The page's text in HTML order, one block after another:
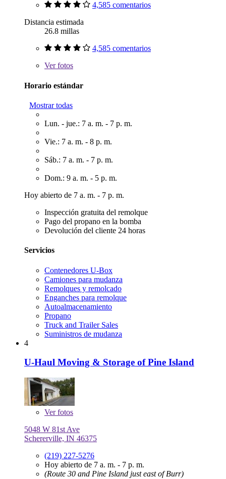
4,585 comentarios
Distancia estimada
26.8 millas
4,585 comentarios
Verfotos
Horario estándar
Mostrar todas
Lun. - jue.: 7 a. m. - 7 p. m.
Vie.: 7 a. m. - 8 p. m.
Sáb.: 7 a. m. - 7 p. m.
Dom.: 9 a. m. - 5 p. m.
Hoy abierto de 7 a. m. - 7 p. m.
Inspección gratuita del remolque
Pago del propano en la bomba
Devolución del cliente 24 horas
Servicios
Contenedores U-Box
Camiones para mudanza
Remolques y remolcado
Enganches para remolque
Autoalmacenamiento
Propano
Truck and Trailer Sales
Suministros de mudanza
4
U-Haul Moving & Storage of Pine Island
Verfotos
5048 W 81st Ave
Schererville, IN 46375
(219) 227-5276
Hoy abierto de 7 a. m. - 7 p. m.
(Route 30 and Pine Island just east of Burr)